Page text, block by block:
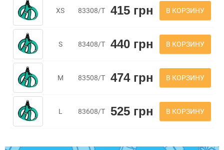
XS 83308/Т 415 грн В КОРЗИНУ
S 83408/Т 440 грн В КОРЗИНУ
M 83508/Т 474 грн В КОРЗИНУ
L 83608/Т 525 грн В КОРЗИНУ